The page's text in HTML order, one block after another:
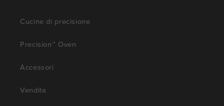
Cucine di precisione
Precision™ Oven
Accessori
Vendita